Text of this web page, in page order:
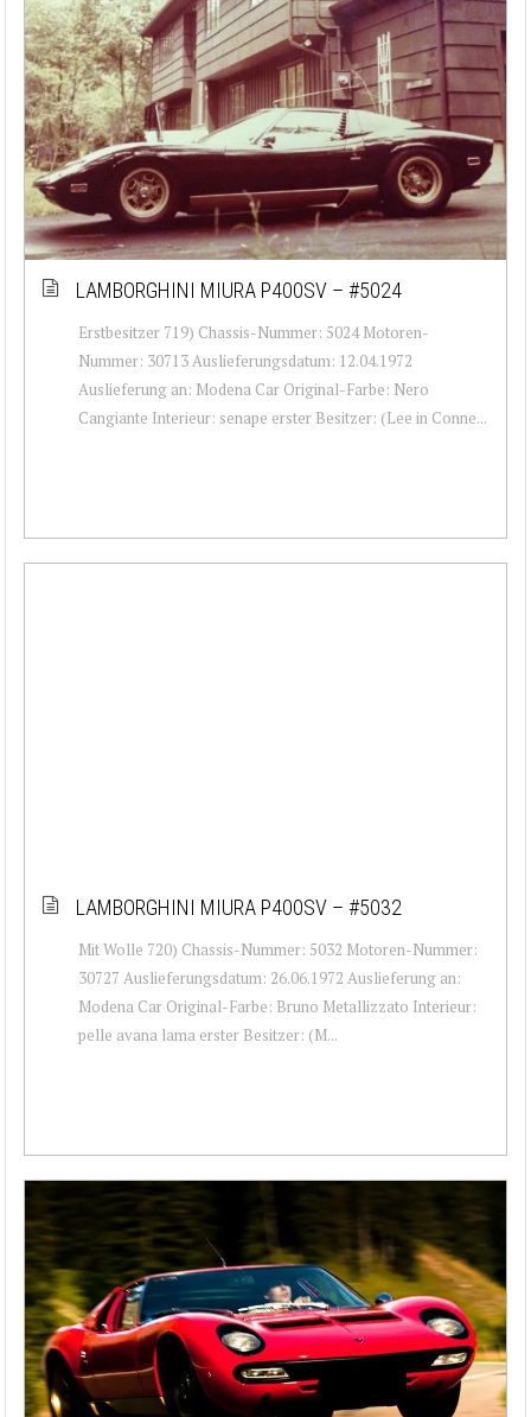
LAMBORGHINI MIURA P400SV – #5024
Erstbesitzer 719) Chassis-Nummer: 5024 Motoren-
Nummer: 30713 Auslieferungsdatum: 12.04.1972
Auslieferung an: Modena Car Original-Farbe: Nero
Cangiante Interieur: senape erster Besitzer: (Lee in Conne...
LAMBORGHINI MIURA P400SV – #5032
Mit Wolle 720) Chassis-Nummer: 5032 Motoren-Nummer:
30727 Auslieferungsdatum: 26.06.1972 Auslieferung an:
Modena Car Original-Farbe: Bruno Metallizzato Interieur:
pelle avana lama erster Besitzer: (M...